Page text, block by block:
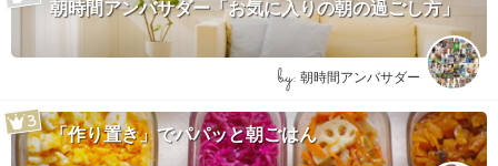
朝時間アンバサダー「お気に入りの朝の過ごし方」
by: 朝時間アンバサダー
「作り置き」でパパッと朝ごはん